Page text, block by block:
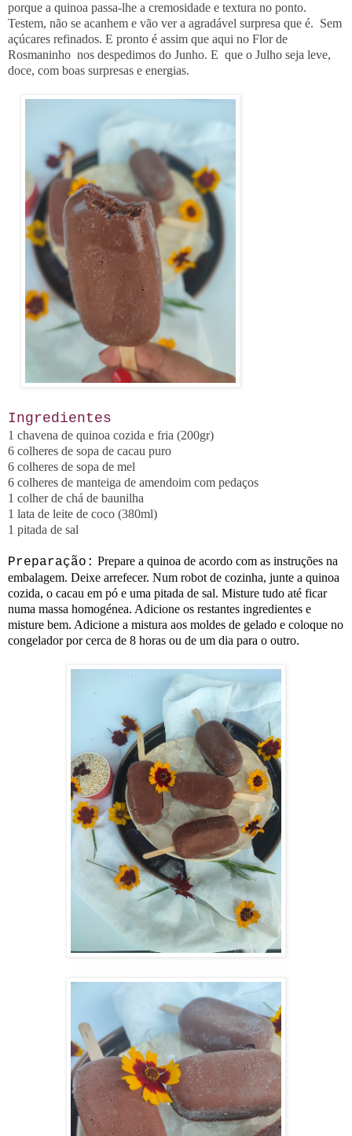
porque a quinoa passa-lhe a cremosidade e textura no ponto.
Testem, não se acanhem e vão ver a agradável surpresa que é. Sem
açúcares refinados. E pronto é assim que aqui no Flor de
Rosmaninho nos despedimos do Junho. E que o Julho seja leve,
doce, com boas surpresas e energias.
Ingredientes
1 chavena de quinoa cozida e fria (200gr)
6 colheres de sopa de cacau puro
6 colheres de sopa de mel
6 colheres de manteiga de amendoim com pedaços
1 colher de chá de baunilha
1 lata de leite de coco (380ml)
1 pitada de sal
Preparação: Prepare a quinoa de acordo com as instruções na
embalagem. Deixe arrefecer. Num robot de cozinha, junte a quinoa
cozida, o cacau em pó e uma pitada de sal. Misture tudo até ficar
numa massa homogénea. Adicione os restantes ingredientes e
misture bem. Adicione a mistura aos moldes de gelado e coloque no
congelador por cerca de 8 horas ou de um dia para o outro.